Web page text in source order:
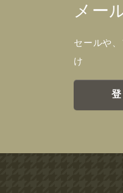
メー
セールや
け